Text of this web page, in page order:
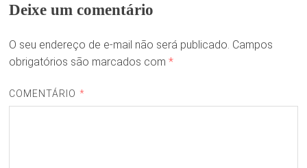
Deixe um comentário
O seu endereço de e-mail não será publicado. Campos
obrigatórios são marcados com *
COMENTÁRIO *